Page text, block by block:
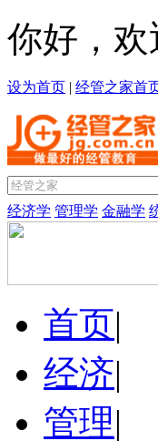
你好，
设为首页 | 经管之家首
经济学 管理学 金融学
首页|
经济|
管理|